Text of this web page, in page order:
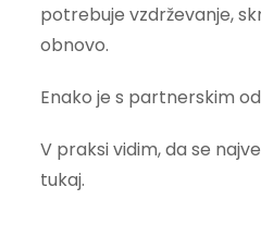
potrebuje vzdrževanje,
obnovo.
Enako je s partnerskim
V praksi vidim, da se
tukaj.